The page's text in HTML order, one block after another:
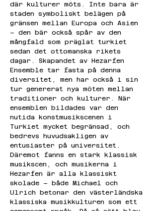
där kulturer möts. Inte bara är
staden symboliskt belägen på
gränsen mellan Europa och Asien
– den bär också spår av den
mångfald som präglat turkiet
sedan det ottomanska rikets
dagar. Skapandet av Hezarfen
Ensemble tar fasta på denna
diversitet, men har också i sin
tur genererat nya möten mellan
traditioner och kulturer. När
ensemblen bildades var den
nutida konstmusikscenen i
Turkiet mycket begränsad, och
bedrevs huvudsakligen av
entusiaster på universitet.
Däremot fanns en stark klassisk
musikscen, och musikerna i
Hezarfen är alla klassiskt
skolade – både Michael och
Ulrich betonar den västerländska
klassiska musikkulturen som ett